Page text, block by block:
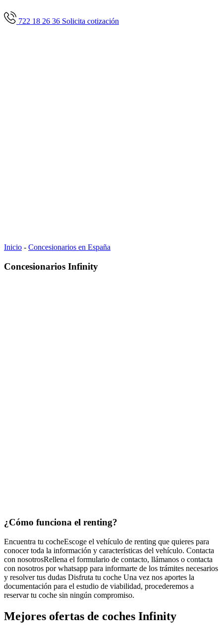
722 18 26 36 Solicita cotización
Inicio - Concesionarios en España
Concesionarios Infinity
¿Cómo funciona el renting?
Encuentra tu cocheEscoge el vehículo de renting que quieres para
conocer toda la información y características del vehículo. Contacta
con nosotrosRellena el formulario de contacto, llámanos o contacta
con nosotros por whatsapp para informarte de los trámites necesarios
y resolver tus dudas Disfruta tu coche Una vez nos aportes la
documentación para el estudio de viabilidad, procederemos a
reservar tu coche sin ningún compromiso.
Mejores ofertas de coches Infinity